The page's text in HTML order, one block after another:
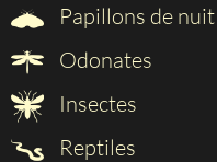
Papillons de nuit
Odonates
Insectes
Reptiles